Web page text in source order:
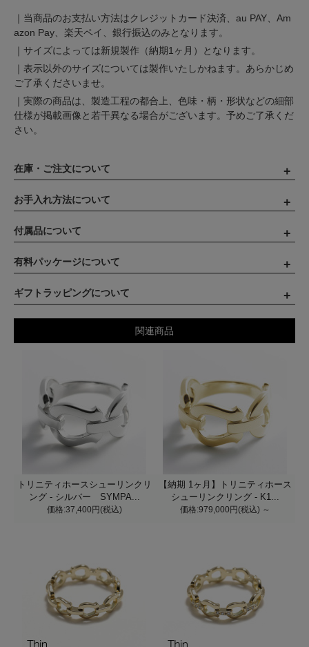
｜当商品のお支払い方法はクレジットカード決済、au PAY、Am
azon Pay、楽天ペイ、銀行振込のみとなります。
｜サイズによっては新規製作（納期1ヶ月）となります。
｜表示以外のサイズについては製作いたしかねます。あらかじめ
ご了承くださいませ。
｜実際の商品は、製造工程の都合上、色味・柄・形状などの細部
仕様が掲載画像と若干異なる場合がございます。予めご了承くだ
さい。
在庫・ご注文について
お手入れ方法について
付属品について
有料パッケージについて
ギフトラッピングについて
関連商品
トリニティホースシューリンクリ
ング - シルバー SYMPA...
価格:37,400円(税込)
【納期 1ヶ月】トリニティホース
シューリンクリング - K1...
価格:979,000円(税込) ～